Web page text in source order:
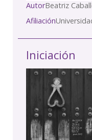
AutorBeatriz
Afiliación
Iniciación